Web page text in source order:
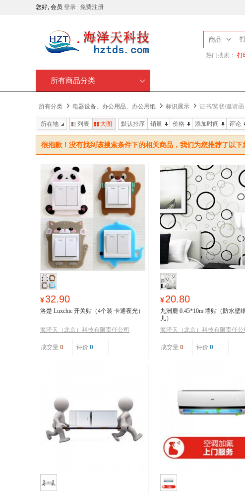
您好, 会员 登录 免费注册
商品
热门搜索： 打
所有商品分类
所有分类 电器设备、办公用品、办公用纸 标识展示 证书/奖状/邀请函
所在地 列表 大图 默认排序 销量 价格 添加时间 评论
很抱歉！没有找到该搜索条件下的相关商品，我们为您推荐了以下
¥32.90
洛楚 Luxchic 开关贴（4个装 卡通夜光）
海泽天（北京）科技有限责任公司
成交量 0 评价 0
¥20.80
九洲鹿 0.45*10m 墙贴（防水壁
儿）
海泽天（北京）科技有限责任公
成交量 0 评价 0